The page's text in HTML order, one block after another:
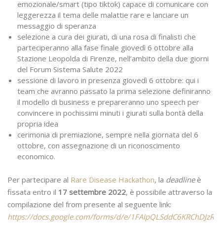
emozionale/smart (tipo tiktok) capace di comunicare con
leggerezza il tema delle malattie rare e lanciare un
messaggio di speranza
selezione a cura dei giurati, di una rosa di finalisti che
parteciperanno alla fase finale giovedì 6 ottobre alla
Stazione Leopolda di Firenze, nell’ambito della due giorni
del Forum Sistema Salute 2022
sessione di lavoro in presenza giovedì 6 ottobre: qui i
team che avranno passato la prima selezione definiranno
il modello di business e prepareranno uno speech per
convincere in pochissimi minuti i giurati sulla bontà della
propria idea
cerimonia di premiazione, sempre nella giornata del 6
ottobre, con assegnazione di un riconoscimento
economico.
Per partecipare al Rare Disease Hackathon, la deadline è
fissata entro il 17 settembre 2022, è possibile attraverso la
compilazione del from presente al seguente link:
https://docs.google.com/forms/d/e/